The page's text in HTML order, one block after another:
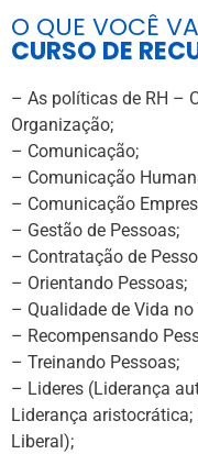
O QUE VOCÊ
CURSO DE
– As políticas de RH –
Organização;
– Comunicação;
– Comunicação
– Comunicação
– Gestão de Pessoas;
– Contratação de
– Orientando Pessoas;
– Qualidade de Vida no
– Recompensando
– Treinando Pessoas;
– Lideres (Liderança
Liderança
Liberal);